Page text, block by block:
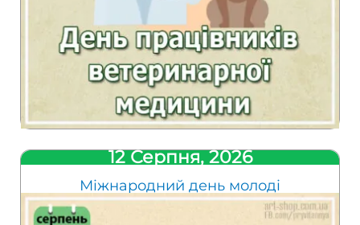
12 Серпня, 2026
Міжнародний день молоді